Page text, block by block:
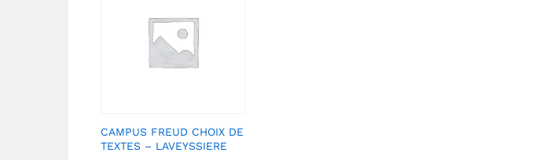
CAMPUS FREUD CHOIX DE
TEXTES – LAVEYSSIERE